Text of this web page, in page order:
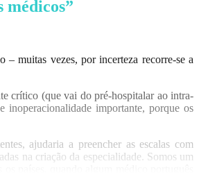
médicos”
– muitas vezes, por incerteza recorre-se a
crítico (que vai do pré-hospitalar ao intra-
importante, porque os
ajudaria a preencher as escalas com
na criação da especialidade. Somos um